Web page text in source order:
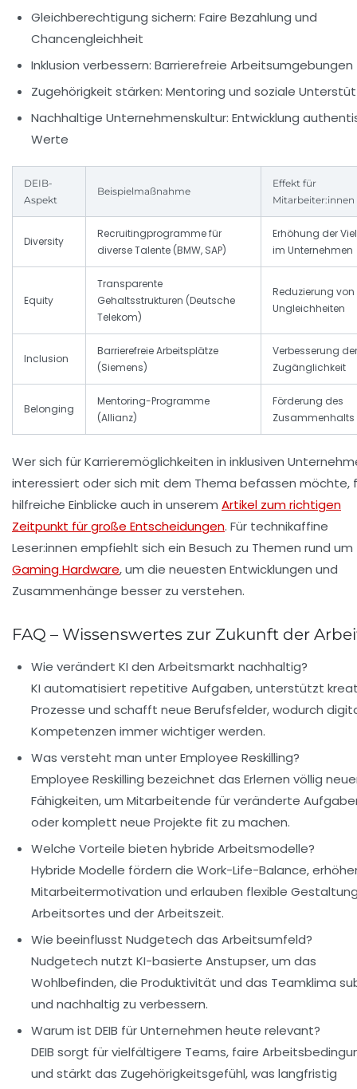
Gleichberechtigung sichern: Faire Bezahlung und
Chancengleichheit
Inklusion verbessern: Barrierefreie Arbeitsumgebungen
Zugehörigkeit stärken: Mentoring und soziale
Nachhaltige Unternehmenskultur: Entwicklung
Werte
DEIB-
Aspekt
Beispielmaßnahme
Effekt für
Mitarbeiter:innen
Diversity
Recruitingprogramme für
diverse Talente (BMW, SAP)
Erhöhung der
im Unternehmen
Equity
Transparente
Gehaltsstrukturen (Deutsche
Telekom)
Reduzierung von
Ungleichheiten
Inclusion
Barrierefreie Arbeitsplätze
(Siemens)
Verbesserung der
Zugänglichkeit
Belonging
Mentoring-Programme
(Allianz)
Förderung des
Zusammenhalts
Wer sich für Karrieremöglichkeiten in inklusiven
interessiert oder sich mit dem Thema befassen möchte,
hilfreiche Einblicke auch in unserem Artikel zum richtigen
Zeitpunkt für große Entscheidungen. Für technikaffine
Leser:innen empfiehlt sich ein Besuch zu Themen rund um
Gaming Hardware, um die neuesten Entwicklungen und
Zusammenhänge besser zu verstehen.
FAQ – Wissenswertes zur Zukunft der
Wie verändert KI den Arbeitsmarkt nachhaltig?
KI automatisiert repetitive Aufgaben, unterstützt
Prozesse und schafft neue Berufsfelder, wodurch
Kompetenzen immer wichtiger werden.
Was versteht man unter Employee Reskilling?
Employee Reskilling bezeichnet das Erlernen völlig
Fähigkeiten, um Mitarbeitende für veränderte
oder komplett neue Projekte fit zu machen.
Welche Vorteile bieten hybride Arbeitsmodelle?
Hybride Modelle fördern die Work-Life-Balance,
Mitarbeitermotivation und erlauben flexible
Arbeitsortes und der Arbeitszeit.
Wie beeinflusst Nudgetech das Arbeitsumfeld?
Nudgetech nutzt KI-basierte Anstupser, um das
Wohlbefinden, die Produktivität und das Teamklima
und nachhaltig zu verbessern.
Warum ist DEIB für Unternehmen heute relevant?
DEIB sorgt für vielfältigere Teams, faire
und stärkt das Zugehörigkeitsgefühl, was langfristig